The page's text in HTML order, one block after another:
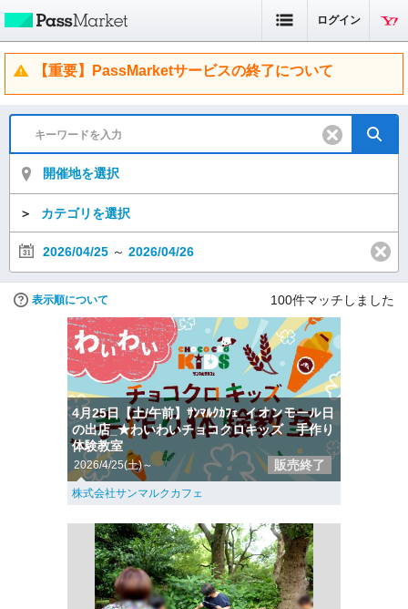
ログイン
【重要】PassMarketサービスの終了について
開催地を選択
＞ カテゴリを選択
2026/04/25 ～ 2026/04/26
表示順について 100件マッチしました
4月25日【土/午前】ｻﾝﾏﾙｸｶﾌｪ_イオンモール日
の出店_★わいわいチョコクロキッズ 手作り
体験教室
2026/4/25(土)～ 販売終了
株式会社サンマルクカフェ